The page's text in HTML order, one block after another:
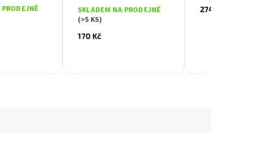
SKLADEM NA PRODEJNĚ
(>5 KS)
170 Kč
274 Kč